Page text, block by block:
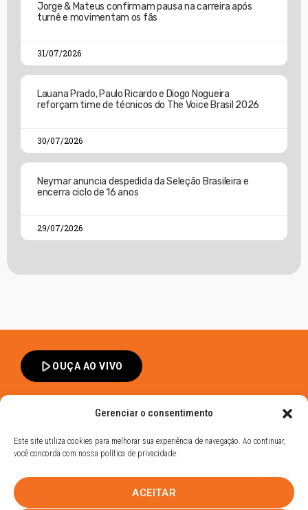
Gerenciar o consentimento
Este site utiliza cookies para melhorar sua experiência de navegação. Ao continuar,
você concorda com nossa política de privacidade.
ACEITAR
Jorge & Mateus confirmam pausa na carreira após
turnê e movimentam os fãs
31/07/2026
Lauana Prado, Paulo Ricardo e Diogo Nogueira
reforçam time de técnicos do The Voice Brasil 2026
30/07/2026
Neymar anuncia despedida da Seleção Brasileira e
encerra ciclo de 16 anos
29/07/2026
play_arrowOUÇA AO VIVO
Política de Privacidade